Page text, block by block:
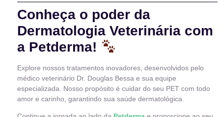
Conheça o poder da
Dermatologia Veterinária com
a Petderma!
Explore nossos tratamentos inovadores, desenvolvidos pelo
médico veterinário Dr. Douglas Bessa e sua equipe
especializada. Nosso propósito é cuidar do seu PET com todo
amor e carinho, garantindo sua saúde dermatológica.